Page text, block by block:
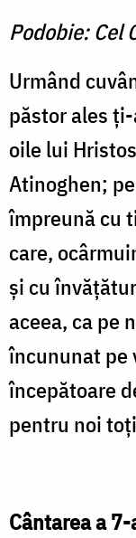
Podobie: Cel
Urmând
păstor ales
oile lui
Atinoghen;
împreună cu
care,
şi cu
aceea, ca pe
încununat pe
începătoare
pentru noi
Cântarea a 7-